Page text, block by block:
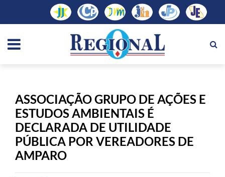
ASSOCIAÇÃO GRUPO DE AÇÕES E
ESTUDOS AMBIENTAIS É
DECLARADA DE UTILIDADE
PÚBLICA POR VEREADORES DE
AMPARO